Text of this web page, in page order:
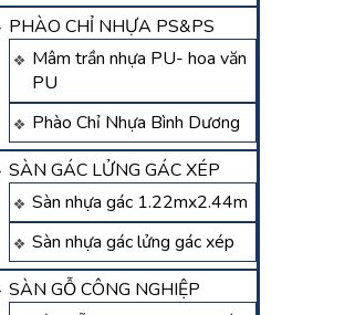
PHÀO CHỈ NHỰA PS&PS
Mâm trần nhựa PU- hoa văn
PU
Phào Chỉ Nhựa Bình Dương
SÀN GÁC LỬNG GÁC XÉP
Sàn nhựa gác 1.22mx2.44m
Sàn nhựa gác lửng gác xép
SÀN GỖ CÔNG NGHIỆP